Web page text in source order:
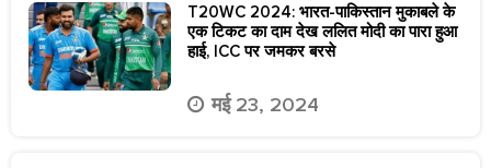
T20WC 2024: भारत-पाकिस्तान मुकाबले के
एक टिकट का दाम देख ललित मोदी का पारा हुआ
हाई, ICC पर जमकर बरसे
मई 23, 2024